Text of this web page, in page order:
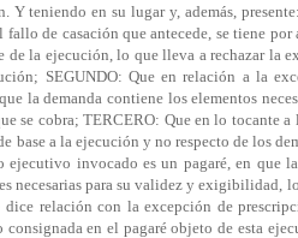
Y teniendo en su lugar y, además,
de casación que antecede, se tiene por
la ejecución, lo que lleva a rechazar la
SEGUNDO: Que en relación a la
la demanda contiene los elementos
se cobra; TERCERO: Que en lo tocante a
a la ejecución y no respecto de los
invocado es un pagaré, en que
necesarias para su validez y exigibilidad,
relación con la excepción de
en el pagaré objeto de esta